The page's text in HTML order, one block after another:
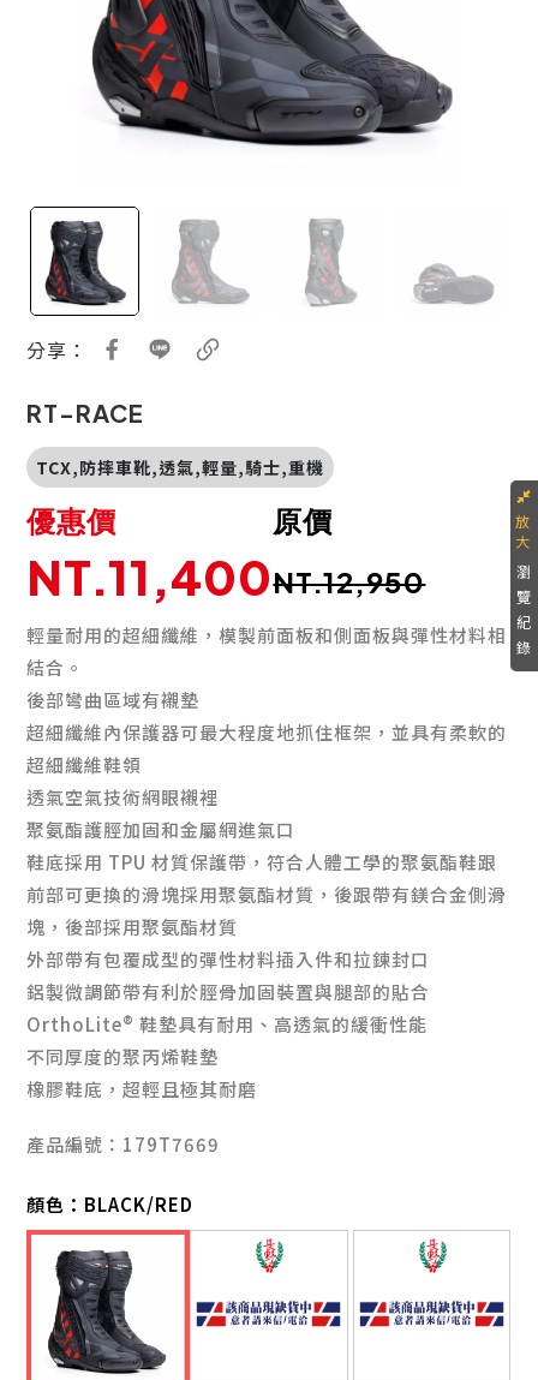
分享：
RT-RACE
TCX,防摔車靴,透氣,輕量,騎士,重機
原價
NT.12,950
優惠價
NT.11,400
輕量耐用的超細纖維，模製前面板和側面板與彈性材料相
結合。
後部彎曲區域有襯墊
超細纖維內保護器可最大程度地抓住框架，並具有柔軟的
超細纖維鞋領
透氣空氣技術網眼襯裡
聚氨酯護脛加固和金屬網進氣口
鞋底採用 TPU 材質保護帶，符合人體工學的聚氨酯鞋跟
前部可更換的滑塊採用聚氨酯材質，後跟帶有鎂合金側滑
塊，後部採用聚氨酯材質
外部帶有包覆成型的彈性材料插入件和拉鍊封口
鋁製微調節帶有利於脛骨加固裝置與腿部的貼合
OrthoLite® 鞋墊具有耐用、高透氣的緩衝性能
不同厚度的聚丙烯鞋墊
橡膠鞋底，超輕且極其耐磨
產品編號：179T7669
顏色： BLACK/RED
瀏
覽
紀
錄